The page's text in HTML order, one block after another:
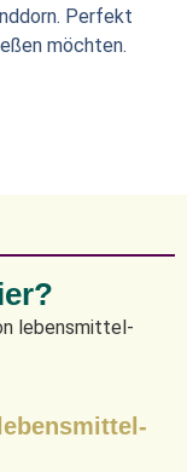
Perfekt
möchten.